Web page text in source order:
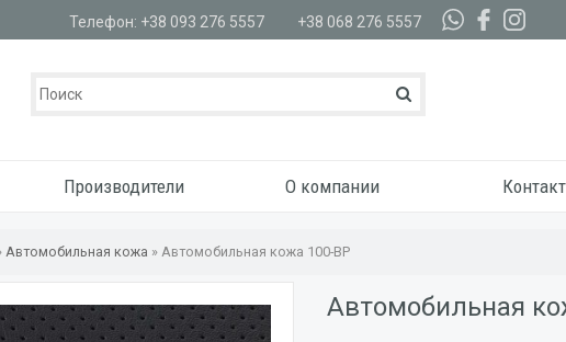
Телефон: +38 093 276 5557 +38 068 276 5557
Производители О компании
Автомобильная кожа »Автомобильная кожа 100-BP
Автомобильная